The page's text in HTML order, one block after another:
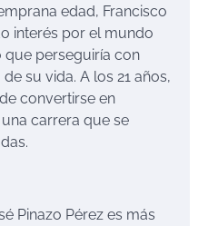
edad, Francisco
interés por el mundo
que perseguiría con
su vida. A los 21 años,
convertirse en
carrera que se
Pinazo Pérez es más